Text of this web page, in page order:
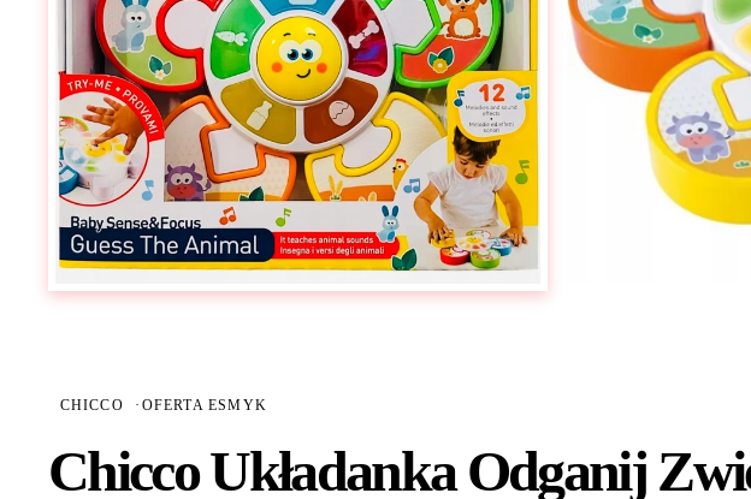
CHICCO · OFERTA ESMYK
Chicco Układanka Odganij